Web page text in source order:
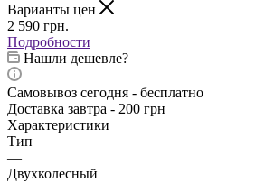
Варианты цен
2 590 грн.
Подробности
Нашли дешевле?
Самовывоз сегодня - бесплатно
Доставка завтра - 200 грн
Характеристики
Тип
—
Двухколесный